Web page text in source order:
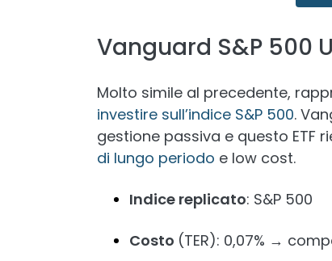
Vanguard S&P 500
Molto simile al precedente,
investire sull’indice S&P 500.
gestione passiva e questo ETF
di lungo periodo e low cost.
Indice replicato: S&P 500
Costo (TER): 0,07% →